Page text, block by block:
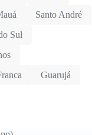
Santo André
Sul
Guarujá